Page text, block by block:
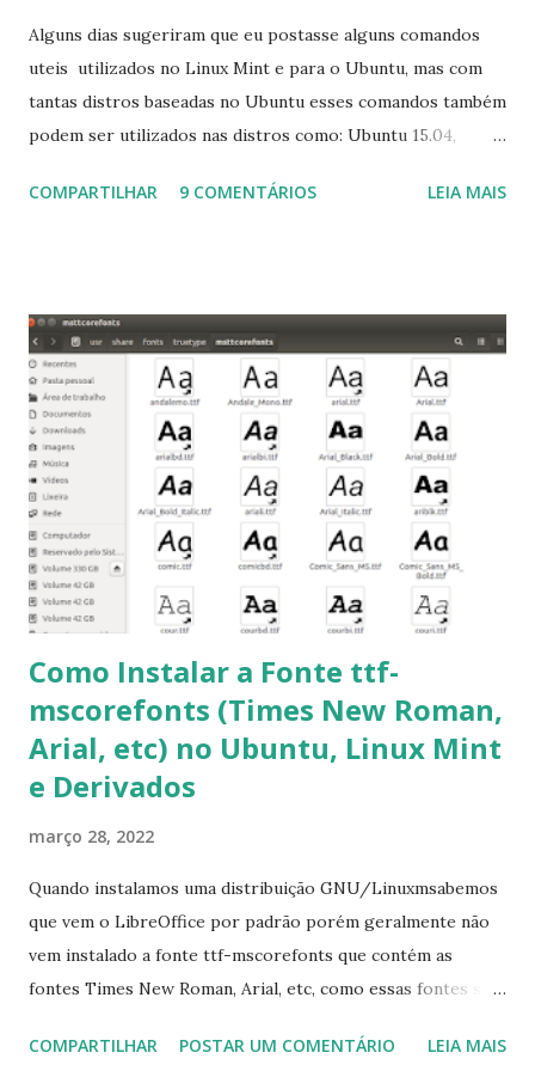
Alguns dias sugeriram que eu postasse alguns comandos
uteis utilizados no Linux Mint e para o Ubuntu, mas com
tantas distros baseadas no Ubuntu esses comandos também
podem ser utilizados nas distros como: Ubuntu 15.04,
Linux Mint 17, Pinguy OS 14.04, Elementary OS 0.3, Deepin
para usuários iniciantes... 1- Atualizar a lista de pacotes: $
sudo apt-get update 2- Atualizar toda a distro: $ sudo apt-
get -f dist-upgrade ou update-manager -d -c 3- Instalar
pacotes: $ sudo apt-get install [nome do pacote] 4-
Procurar arquivos corrompidos: $ sudo apt-get check 5-
Corrigir problemas de dependências, concluir instalação de
pacotes pendentes e outros erros: $ sudo apt-get -f install
6- Se o comando sudo apt-get -f install nã...
COMPARTILHAR 9 COMENTÁRIOS LEIA MAIS
Como Instalar a Fonte ttf-
mscorefonts (Times New Roman,
Arial, etc) no Ubuntu, Linux Mint
e Derivados
março 28, 2022
Quando instalamos uma distribuição GNU/Linuxmsabemos
que vem o LibreOffice por padrão porém geralmente não
vem instalado a fonte ttf-mscorefonts que contém as
fontes Times New Roman, Arial, etc, como essas fontes são
a Associação Brasileira de Normas Técnicas (ABNT), exige
COMPARTILHAR POSTAR UM COMENTÁRIO LEIA MAIS